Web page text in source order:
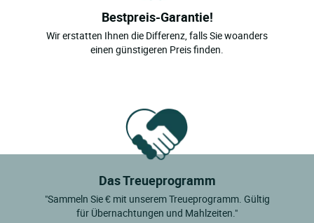
Bestpreis-Garantie!
Wir erstatten Ihnen die Differenz, falls Sie woanders
einen günstigeren Preis finden.
Das Treueprogramm
"Sammeln Sie € mit unserem Treueprogramm. Gültig
für Übernachtungen und Mahlzeiten."